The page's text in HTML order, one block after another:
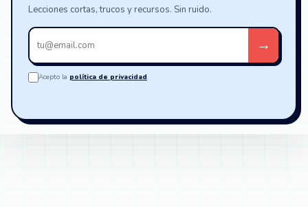
Lecciones cortas, trucos y recursos. Sin ruido.
Tu
email
→
Acepto la política de privacidad.